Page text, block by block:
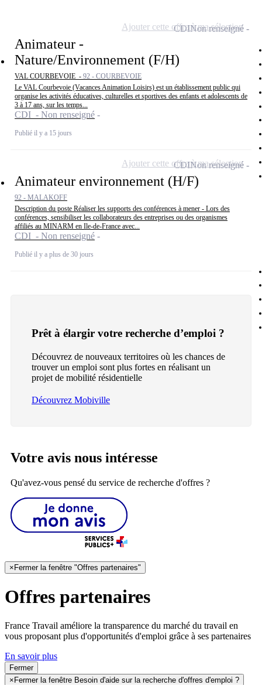
Animateur -
Nature/Environnement (F/H)
VAL COURBEVOIE - 92 - COURBEVOIE
Le VAL Courbevoie (Vacances Animation Loisirs) est un établissement public qui
organise les activités éducatives, culturelles et sportives des enfants et adolescents de
3 à 17 ans, sur les temps...
CDI - Non renseigné
Publié il y a 15 jours
CDINon renseigné
Ajouter cette offre à ma sélection
Animateur environnement (H/F)
92 - MALAKOFF
Description du poste Réaliser les supports des conférences à mener - Lors des
conférences, sensibiliser les collaborateurs des entreprises ou des organismes
affiliés au MINARM en Ile-de-France avec...
CDI - Non renseigné
Publié il y a plus de 30 jours
CDINon renseigné
Ajouter cette offre à ma sélection
Prêt à élargir votre recherche d’emploi ?
Découvrez de nouveaux territoires où les chances de
trouver un emploi sont plus fortes en réalisant un
projet de mobilité résidentielle
Découvrez Mobiville
Votre avis nous intéresse
Qu'avez-vous pensé du service de recherche d'offres ?
× Fermer la fenêtre "Offres partenaires"
Offres partenaires
France Travail améliore la transparence du marché du travail en
vous proposant plus d'opportunités d'emploi grâce à ses partenaires
En savoir plus
Fermer
× Fermer la fenêtre Besoin d'aide sur la recherche d'offres d'emploi ?